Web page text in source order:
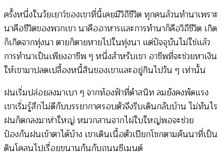
ครั้งหนึ่งในวัยเยาว์ของเขาที่นี้เคยมีวิถีชีวิต ทุกคนล้วนทำนาเพราะ
นาคือชีวิตของพวกเขา นาคืออาหารและการทำนาก็คือวิถีชีวิต เกิด
ก็เกิดจากทุ่งนา ตายก็ตายหายไปในทุ่งนา แต่ปัจจุบันไม่ใช่แล้ว
การทำนาเป็นเพียงอาชีพ ๆ หนึ่งสำหรับเขา อาชีพที่จะช่วยหาเงิน
ให้เขามาปลดเปลื้องหนี้สินของเขาและอยู่กินไปวัน ๆ เท่านั้น
ฝนเริ่มปล่อยลงมาเบา ๆ จากท้องฟ้าที่ดำสนิท ลมยังคงพัดแรง
เขาเริ่มรู้สึกไม่ดีกับบรรยากาศรอบตัวจึงรีบเดินกลับบ้าน ไม่ทันไร
ฝนก็ตกลงมาห่าใหญ่ หมวกสานจากไผ่ใบใหญ่พอจะช่วย
ป้องกันฝนเข้าตาได้บ้าง เขาเดินเนื้อตัวเปียกโชกตามคันนาที่เป็น
ดินโคลนไปเรื่อยขนานกันกับถนนซีเมนต์